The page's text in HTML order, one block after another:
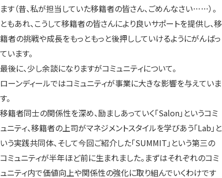
ます（昔、私が担当していた移籍者の皆さん、ごめんなさい……）。
ともあれ、こうして移籍者の皆さんにより良いサポートを提供し、移
籍者の挑戦や成長をもっともっと後押ししていけるようにがんばっ
ています。
最後に、少し余談になりますがコミュニティについて。
ローンディールではコミュニティが事業に大きな影響を与えていま
す。
移籍者同士の関係性を深め、励ましあっていく「Salon」というコミ
ュニティ、移籍者の上司がマネジメントスタイルを学びあう「Lab」と
いう実践共同体、そして今回ご紹介した「SUMMIT」という第三の
コミュニティが半年ほど前に生まれました。まずはそれぞれのコミ
ュニティ内で価値向上や関係性の強化に取り組んでいくわけです